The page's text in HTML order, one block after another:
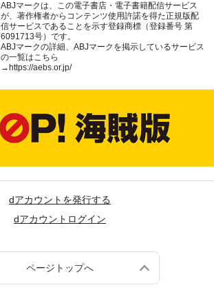
ABJマークは、この電子書店・電子書籍配信サービス
が、著作権者からコンテンツ使用許諾を得た正規版配
信サービスであることを示す登録商標（登録番号 第
6091713号）です。
ABJマークの詳細、ABJマークを掲示しているサービス
の一覧はこちら
→ https://aebs.or.jp/
dアカウントを発行する
dアカウントログイン
ページトップへ